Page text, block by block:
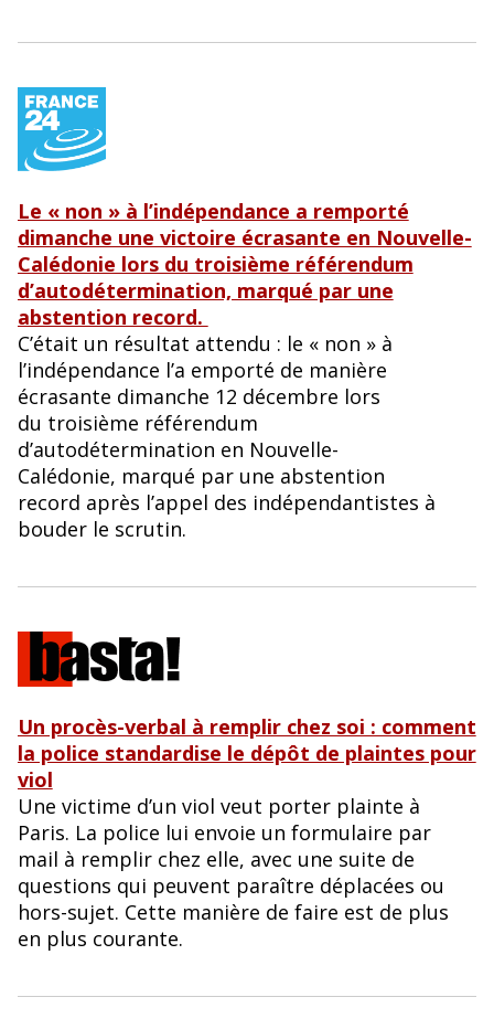
Le « non » à l’indépendance a remporté
dimanche une victoire écrasante en Nouvelle-
Calédonie lors du troisième référendum
d’autodétermination, marqué par une
abstention record.
C’était un résultat attendu : le « non » à
l’indépendance l’a emporté de manière
écrasante dimanche 12 décembre lors
du troisième référendum
d’autodétermination en Nouvelle-
Calédonie, marqué par une abstention
record après l’appel des indépendantistes à
bouder le scrutin.
Un procès-verbal à remplir chez soi : comment
la police standardise le dépôt de plaintes pour
viol
Une victime d’un viol veut porter plainte à
Paris. La police lui envoie un formulaire par
mail à remplir chez elle, avec une suite de
questions qui peuvent paraître déplacées ou
hors-sujet. Cette manière de faire est de plus
en plus courante.